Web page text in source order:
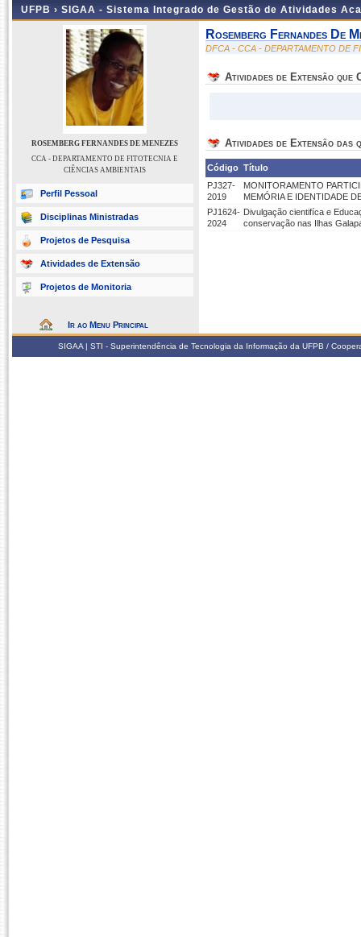
UFPB › SIGAA - Sistema Integrado de Gestão de Atividades
ROSEMBERG FERNANDES DE MENEZES
CCA - DEPARTAMENTO DE FITOTECNIA E
CIÊNCIAS AMBIENTAIS
Perfil Pessoal
Disciplinas Ministradas
Projetos de Pesquisa
Atividades de Extensão
Projetos de Monitoria
Ir ao Menu Principal
Rosemberg Fernandes De
DFCA - CCA - DEPARTAMENTO DE
Atividades de Extensão que
Atividades de Extensão das
Código Título
PJ327-
2019
MONITORAMENTO
MEMÓRIA E IDENTIDADE
PJ1624-
2024
Divulgação cientifíca e
conservação nas Ilhas
SIGAA | STI - Superintendência de Tecnologia da Informação da UFPB /